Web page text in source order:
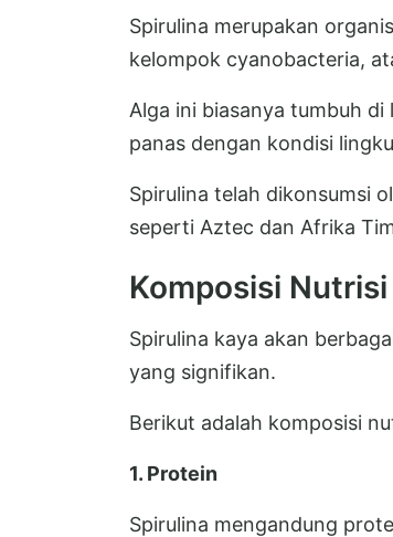
Spirulina merupakan
kelompok cyanobacteria,
Alga ini biasanya tumbuh
panas dengan kondisi
Spirulina telah dikonsumsi
seperti Aztec dan Afrika
Komposisi Nutrisi
Spirulina kaya akan
yang signifikan.
Berikut adalah komposisi
1. Protein
Spirulina mengandung